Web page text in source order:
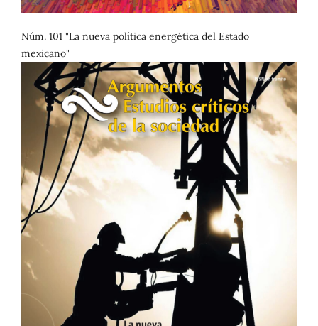
Núm. 101 "La nueva política energética del Estado
mexicano"